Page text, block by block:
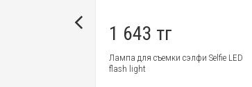
1 643 тг
Лампа для съемки сэлфи Selfie LED
flash light